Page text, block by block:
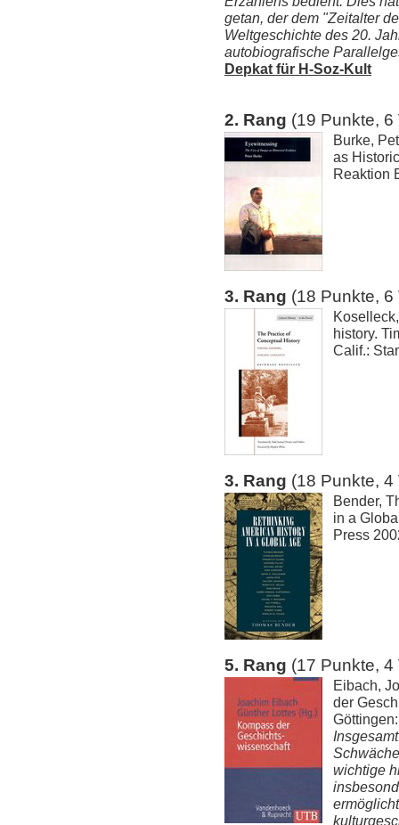
getan, der dem "Zeitalter
Weltgeschichte des 20.
autobiografische
Depkat für H-Soz-Kult
2. Rang (19 Punkte, 6
Burke,
as
Reaktion
3. Rang (18 Punkte, 6
history.
Calif.:
3. Rang (18 Punkte, 4
Bender,
in a
Press
5. Rang (17 Punkte, 4
Eibach,
der
wichtige